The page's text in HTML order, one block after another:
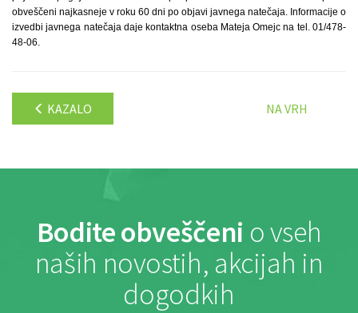
obveščeni najkasneje v roku 60 dni po objavi javnega natečaja. Informacije o
izvedbi javnega natečaja daje kontaktna oseba Mateja Omejc na tel. 01/478-
48-06.
KAZALO NA VRH
Bodite obveščeni o vseh
naših novostih, akcijah in
dogodkih